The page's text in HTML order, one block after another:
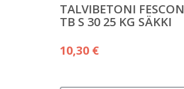
TALVIBETONI FESCON
TB S 30 25 KG SÄKKI
10,30 €